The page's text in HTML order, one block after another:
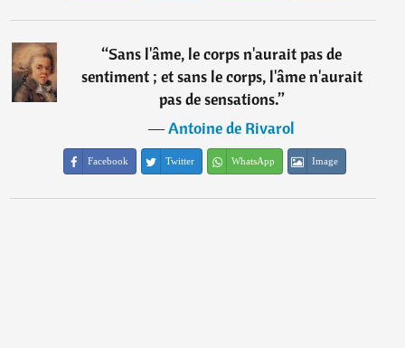
“Sans l'âme, le corps n'aurait pas de
sentiment ; et sans le corps, l'âme n'aurait
pas de sensations.”
―Antoine de Rivarol
Facebook Twitter WhatsApp Image